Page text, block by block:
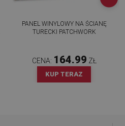
PANEL WINYLOWY NA ŚCIANĘ
TURECKI PATCHWORK
CENA: 164.99 ZŁ
KUP TERAZ